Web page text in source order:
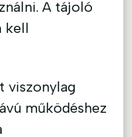
A tájoló
kell
viszonylag
működéshez